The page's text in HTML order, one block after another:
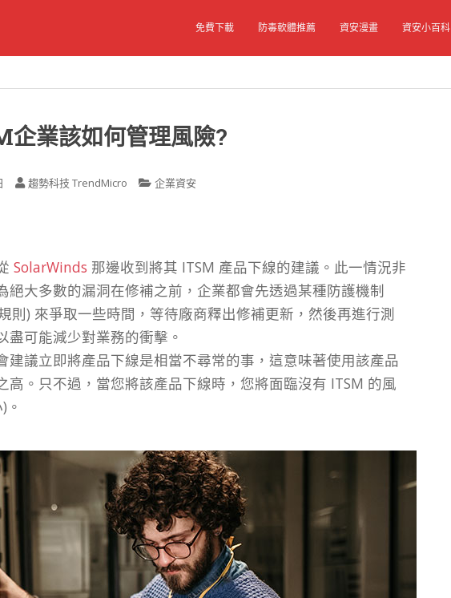
免費下載 防毒軟體推薦 資安漫畫 資安小百科
企業該如何管理風險?
趨勢科技 TrendMicro 企業資安
SolarWinds 那邊收到將其 ITSM 產品下線的建議。此一情況非
絕大多數的漏洞在修補之前，企業都會先透過某種防護機制
則) 來爭取一些時間，等待廠商釋出修補更新，然後再進行測
盡可能減少對業務的衝擊。
建議立即將產品下線是相當不尋常的事，這意味著使用該產品
高。只不過，當您將該產品下線時，您將面臨沒有 ITSM 的風
。